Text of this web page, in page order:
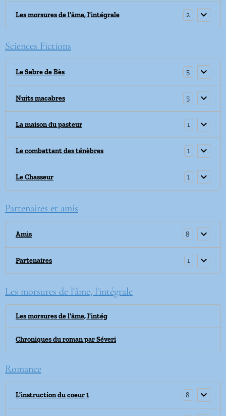
Les morsures de l'âme, l'intégrale 2
Sciences Fictions
Le Sabre de Bès 5
Nuits macabres 5
La maison du pasteur 1
Le combattant des ténèbres 1
Le Chasseur 1
Partenaires et amis
Amis 8
Partenaires 1
Les morsures de l'âme, l'intégrale
Les morsures de l'âme, l'intég
Chroniques du roman par Séveri
Romance
L'instruction du coeur 1 8